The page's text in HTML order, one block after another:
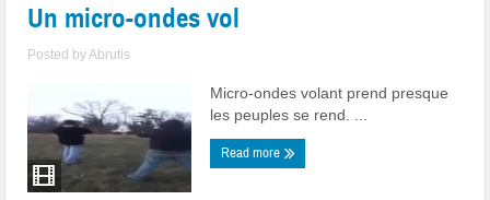
Un micro-ondes vol
Posted byAbrutis
Micro-ondes volant prend presque
les peuples se rend. ...
Read more